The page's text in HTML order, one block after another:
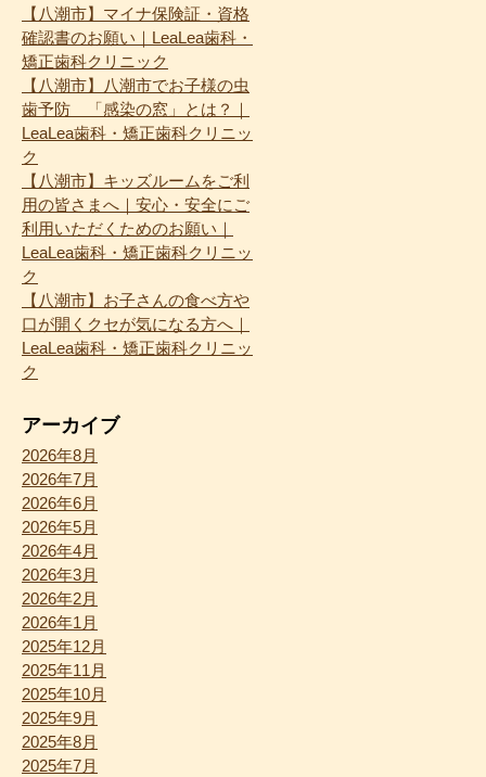
【八潮市】マイナ保険証・資格
確認書のお願い｜LeaLea歯科・
矯正歯科クリニック
【八潮市】八潮市でお子様の虫
歯予防 「感染の窓」とは？｜
LeaLea歯科・矯正歯科クリニッ
ク
【八潮市】キッズルームをご利
用の皆さまへ｜安心・安全にご
利用いただくためのお願い｜
LeaLea歯科・矯正歯科クリニッ
ク
【八潮市】お子さんの食べ方や
口が開くクセが気になる方へ｜
LeaLea歯科・矯正歯科クリニッ
ク
アーカイブ
2026年8月
2026年7月
2026年6月
2026年5月
2026年4月
2026年3月
2026年2月
2026年1月
2025年12月
2025年11月
2025年10月
2025年9月
2025年8月
2025年7月